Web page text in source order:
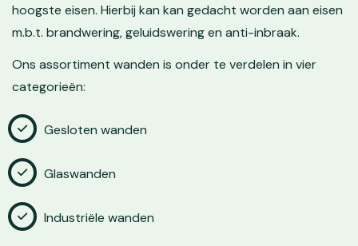
hoogste eisen. Hierbij kan kan gedacht worden aan eisen
m.b.t. brandwering, geluidswering en anti-inbraak.
Ons assortiment wanden is onder te verdelen in vier
categorieën:
Gesloten wanden
Glaswanden
Industriële wanden